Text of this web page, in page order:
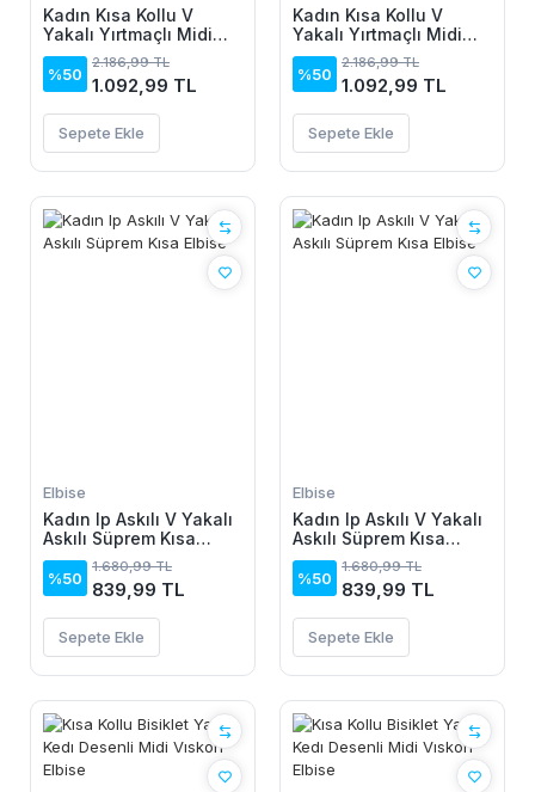
Kadın Kısa Kollu V
Yakalı Yırtmaçlı Midi
Boy Viskon Elbise
%50
2.186,99 TL
1.092,99 TL
Sepete Ekle
Kadın Kısa Kollu V
Yakalı Yırtmaçlı Midi
Boy Viskon Elbise
%50
2.186,99 TL
1.092,99 TL
Sepete Ekle
Elbise
Kadın Ip Askılı V Yakalı
Askılı Süprem Kısa
Elbise
%50
1.680,99 TL
839,99 TL
Sepete Ekle
Elbise
Kadın Ip Askılı V Yakalı
Askılı Süprem Kısa
Elbise
%50
1.680,99 TL
839,99 TL
Sepete Ekle